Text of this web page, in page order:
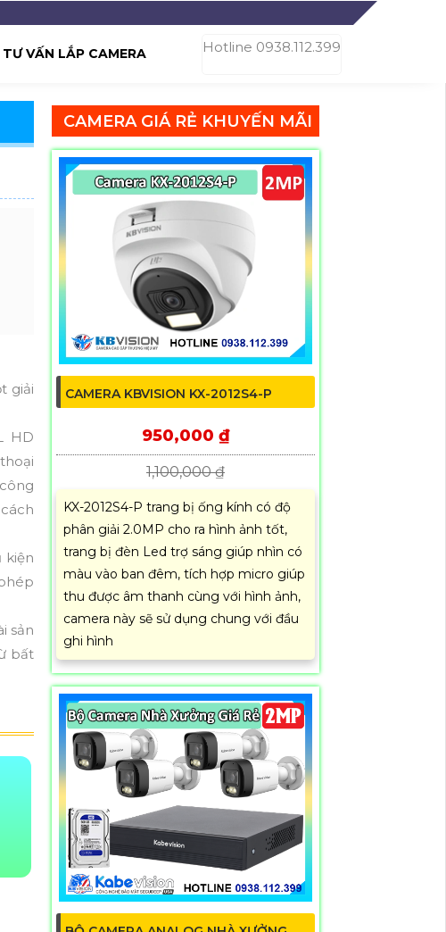
Hotline 0938.112.399
TƯ VẤN LẮP CAMERA
giải
HD
kiện
sản
bất
CAMERA GIÁ RẺ KHUYẾN MÃI
CAMERA KBVISION KX-2012S4-P
950,000 ₫
1,100,000 ₫
KX-2012S4-P trang bị ống kính có độ
phân giải 2.0MP cho ra hình ảnh tốt,
trang bị đèn Led trợ sáng giúp nhìn có
màu vào ban đêm, tích hợp micro giúp
thu được âm thanh cùng với hình ảnh,
camera này sẽ sử dụng chung với đầu
ghi hình